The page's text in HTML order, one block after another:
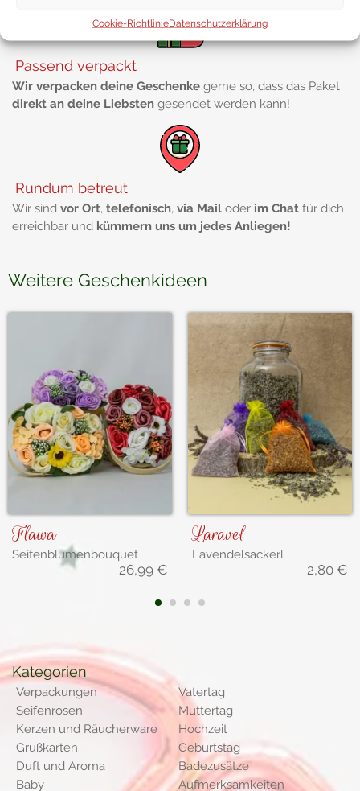
Cookie-RichtlinieDatenschutzerklärung
Passend verpackt
Wir verpacken deine Geschenke gerne so, dass das Paket
direkt an deine Liebsten gesendet werden kann!
Rundum betreut
Wir sind vor Ort, telefonisch, via Mail oder im Chat für dich
erreichbar und kümmern uns um jedes Anliegen!
Weitere Geschenkideen
Flawa
Seifenblumenbouquet
26,99 €
Laravel
Lavendelsackerl
2,80 €
4
Kategorien
Verpackungen
Vatertag
Seifenrosen
Muttertag
Kerzen und Räucherware
Hochzeit
Grußkarten
Geburtstag
Duft und Aroma
Badezusätze
Baby
Aufmerksamkeiten